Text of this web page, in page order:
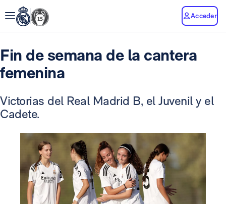
Acceder
Fin de semana de la cantera
femenina
Victorias del Real Madrid B, el Juvenil y el
Cadete.